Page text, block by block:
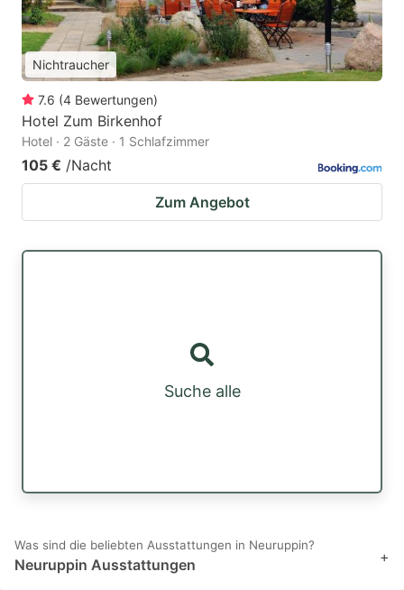
Nichtraucher
7.6 (4 Bewertungen)
Hotel Zum Birkenhof
Hotel · 2 Gäste · 1 Schlafzimmer
105 € /Nacht
Zum Angebot
Suche alle
Was sind die beliebten Ausstattungen in Neuruppin?
Neuruppin Ausstattungen +